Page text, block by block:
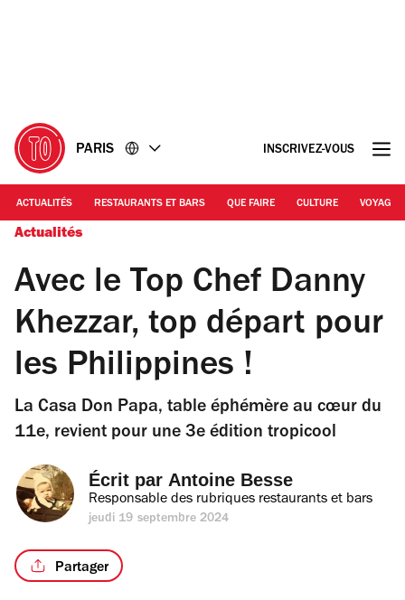
PARIS INSCRIVEZ-VOUS
ACTUALITÉS RESTAURANTS ET BARS QUE FAIRE CULTURE VOYAGE
Actualités
Avec le Top Chef Danny
Khezzar, top départ pour
les Philippines !
La Casa Don Papa, table éphémère au cœur du
11e, revient pour une 3e édition tropicool
Écrit par Antoine Besse
Responsable des rubriques restaurants et bars
jeudi 19 septembre 2024
Partager